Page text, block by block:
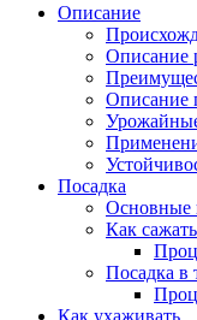
Описание
Описание
Описание
Посадка
Основные
Как
Посадка в
Как ухаживать